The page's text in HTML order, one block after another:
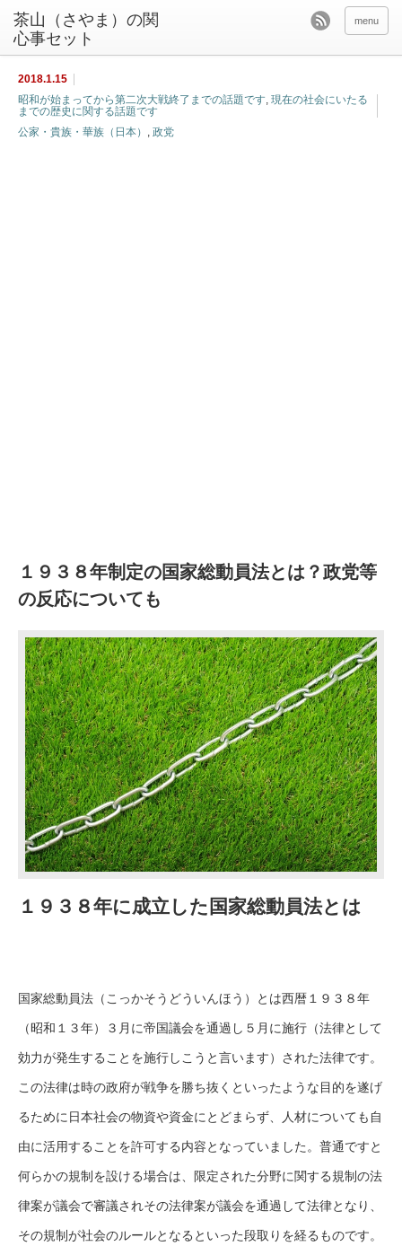
茶山（さやま）の関
心事セット
menu
2018.1.15
昭和が始まってから第二次大戦終了までの話題です, 現在の社会にいたる
までの歴史に関する話題です
公家・貴族・華族（日本） , 政党
１９３８年制定の国家総動員法とは？政党等
の反応についても
１９３８年に成立した国家総動員法とは
国家総動員法（こっかそうどういんほう）とは西暦１９３８年
（昭和１３年）３月に帝国議会を通過し５月に施行（法律として
効力が発生することを施行しこうと言います）された法律です。
この法律は時の政府が戦争を勝ち抜くといったような目的を遂げ
るために日本社会の物資や資金にとどまらず、人材についても自
由に活用することを許可する内容となっていました。普通ですと
何らかの規制を設ける場合は、限定された分野に関する規制の法
律案が議会で審議されその法律案が議会を通過して法律となり、
その規制が社会のルールとなるといった段取りを経るものです。